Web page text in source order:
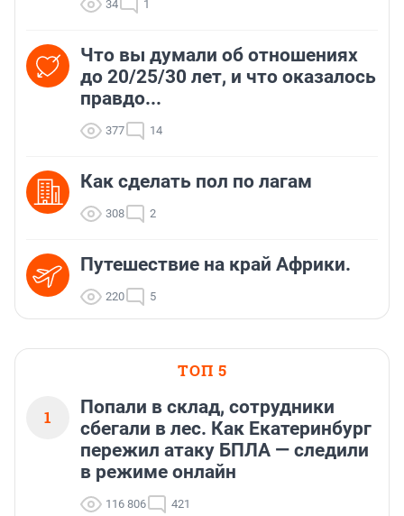
34 1
Что вы думали об отношениях
до 20/25/30 лет, и что оказалось
правдо...
377 14
Как сделать пол по лагам
308 2
Путешествие на край Африки.
220 5
ТОП 5
1
Попали в склад, сотрудники
сбегали в лес. Как Екатеринбург
пережил атаку БПЛА — следили
в режиме онлайн
116 806 421